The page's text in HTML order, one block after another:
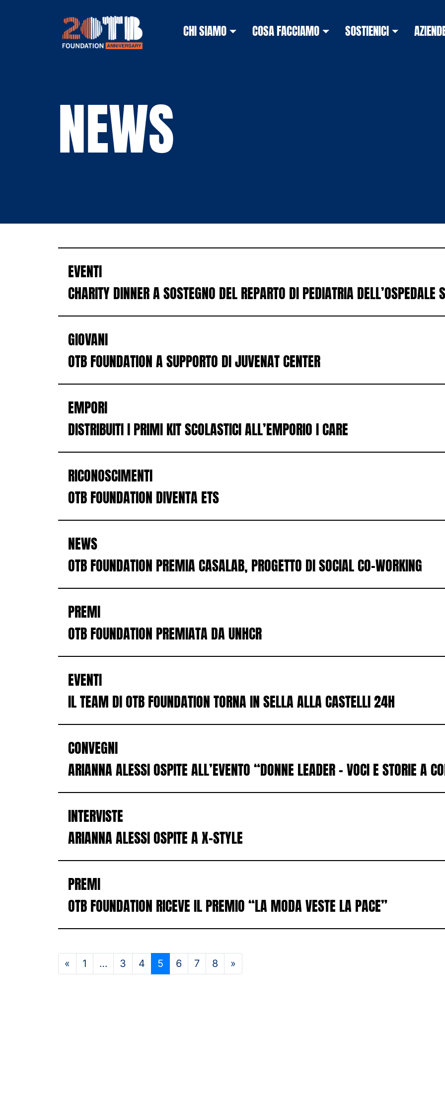
CHI SIAMO COSA FACCIAMO SOSTIENICI
NEWS
EVENTI
CHARITY DINNER A SOSTEGNO DEL REPARTO DI PEDIATRIA DELL’OSPEDALE
GIOVANI
OTB FOUNDATION A SUPPORTO DI JUVENAT CENTER
EMPORI
DISTRIBUITI I PRIMI KIT SCOLASTICI ALL’EMPORIO I CARE
RICONOSCIMENTI
OTB FOUNDATION DIVENTA ETS
NEWS
OTB FOUNDATION PREMIA CASALAB, PROGETTO DI SOCIAL CO-WORKING
PREMI
OTB FOUNDATION PREMIATA DA UNHCR
EVENTI
IL TEAM DI OTB FOUNDATION TORNA IN SELLA ALLA CASTELLI 24H
CONVEGNI
ARIANNA ALESSI OSPITE ALL’EVENTO “DONNE LEADER – VOCI E STORIE A
INTERVISTE
ARIANNA ALESSI OSPITE A X-STYLE
PREMI
OTB FOUNDATION RICEVE IL PREMIO “LA MODA VESTE LA PACE”
« 1 … 3 4 5 6 7 8 »